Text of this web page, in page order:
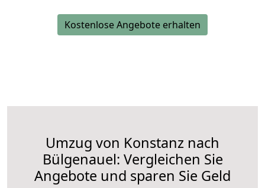
Kostenlose Angebote erhalten
Umzug von Konstanz nach
Bülgenauel: Vergleichen Sie
Angebote und sparen Sie Geld